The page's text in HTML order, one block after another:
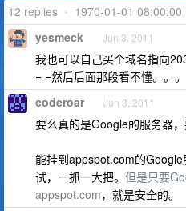
12 replies • 1970-01-01 08:00:00
yesmeck Jun 3, 2011
我也可以自己买个域名指向
= =然后后面那段看不懂。。。
coderoar Jun 3, 2011
要么真的是Google的服务器，
能挂到appspot.com的
试，一抓一大把。 但是只要
appspot.com，就是安全的。